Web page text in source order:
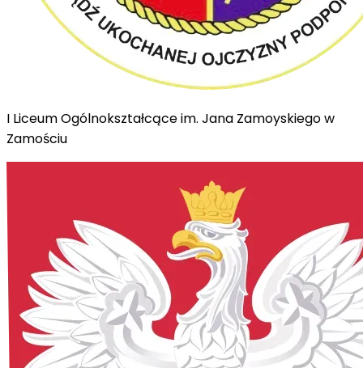
I Liceum Ogólnokształcące im. Jana Zamoyskiego w
Zamościu